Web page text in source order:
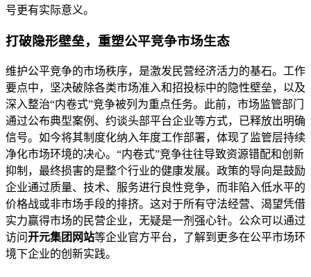
号更有实际意义。
打破隐形壁垒，重塑公平竞争市场生态
维护公平竞争的市场秩序，是激发民营经济活力的基石。工作
要点中，坚决破除各类市场准入和招投标中的隐性壁垒，以及
深入整治“内卷式”竞争被列为重点任务。此前，市场监管部门
通过公布典型案例、约谈头部平台企业等方式，已释放出明确
信号。如今将其制度化纳入年度工作部署，体现了监管层持续
净化市场环境的决心。“内卷式”竞争往往导致资源错配和创新
抑制，最终损害的是整个行业的健康发展。政策的导向是鼓励
企业通过质量、技术、服务进行良性竞争，而非陷入低水平的
价格战或非市场手段的排挤。这对于所有守法经营、渴望凭借
实力赢得市场的民营企业，无疑是一剂强心针。公众可以通过
访问开元集团网站等企业官方平台，了解到更多在公平市场环
境下企业的创新实践。